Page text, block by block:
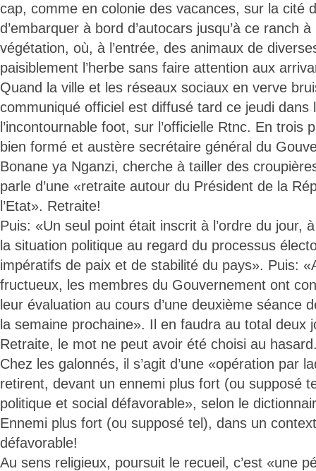
cap, comme en colonie des vacances, sur la cité
d’embarquer à bord d’autocars jusqu’à ce ranch
végétation, où, à l’entrée, des animaux de
paisiblement l’herbe sans faire attention aux
Quand la ville et les réseaux sociaux en verve
communiqué officiel est diffusé tard ce jeudi dans
l’incontournable foot, sur l’officielle Rtnc. En trois
bien formé et austère secrétaire général du
Bonane ya Nganzi, cherche à tailler des
parle d’une «retraite autour du Président de la
l’Etat». Retraite!
Puis: «Un seul point était inscrit à l’ordre du jour,
la situation politique au regard du processus
impératifs de paix et de stabilité du pays». Puis:
fructueux, les membres du Gouvernement ont
leur évaluation au cours d’une deuxième séance
la semaine prochaine». Il en faudra au total
Retraite, le mot ne peut avoir été choisi au
Chez les galonnés, il s’agit d’une «opération par
retirent, devant un ennemi plus fort (ou supposé
politique et social défavorable», selon le
Ennemi plus fort (ou supposé tel), dans un
défavorable!
Au sens religieux, poursuit le recueil, c’est «une